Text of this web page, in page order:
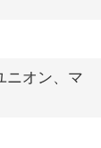
ニオン、マ